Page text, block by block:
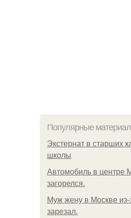
Популярные
Экстернат в старших
школы
Автомобиль в центре
загорелся.
Mуж жену в Москве из-
зарезал.